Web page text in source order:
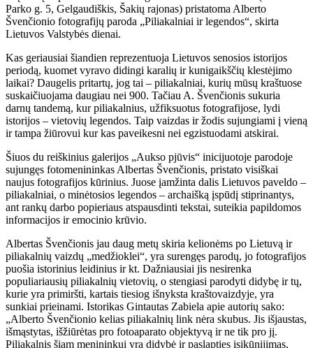
Parko g. 5, Gelgaudiškis, Šakių rajonas) pristatoma Alberto
Švenčionio fotografijų paroda „Piliakalniai ir legendos“, skirta
Lietuvos Valstybės dienai.
Kas geriausiai šiandien reprezentuoja Lietuvos senosios istorijos
periodą, kuomet vyravo didingi karalių ir kunigaikščių klestėjimo
laikai? Daugelis pritartų, jog tai – piliakalniai, kurių mūsų kraštuose
suskaičiuojama daugiau nei 900. Tačiau A. Švenčionis sukuria
darnų tandemą, kur piliakalnius, užfiksuotus fotografijose, lydi
istorijos – vietovių legendos. Taip vaizdas ir žodis sujungiami į vieną
ir tampa žiūrovui kur kas paveikesni nei egzistuodami atskirai.
Šiuos du reiškinius galerijos „Aukso pjūvis“ inicijuotoje parodoje
sujungęs fotomenininkas Albertas Švenčionis, pristato visiškai
naujus fotografijos kūrinius. Juose įamžinta dalis Lietuvos paveldo –
piliakalniai, o minėtosios legendos – archaišką įspūdį stiprinantys,
ant rankų darbo popieriaus atspausdinti tekstai, suteikia papildomos
informacijos ir emocinio krūvio.
Albertas Švenčionis jau daug metų skiria kelionėms po Lietuvą ir
piliakalnių vaizdų „medžioklei“, yra surengęs parodų, jo fotografijos
puošia istorinius leidinius ir kt. Dažniausiai jis nesirenka
populiariausių piliakalnių vietovių, o stengiasi parodyti didybę ir tų,
kurie yra primiršti, kartais tiesiog išnyksta kraštovaizdyje, yra
sunkiai prieinami. Istorikas Gintautas Zabiela apie autorių sako:
„Alberto Švenčionio kelias piliakalnių link nėra skubus. Jis išjaustas,
išmąstytas, išžiūrėtas pro fotoaparato objektyvą ir ne tik pro jį.
Piliakalnis šiam menininkui yra didybė ir paslapties įsikūnijimas,